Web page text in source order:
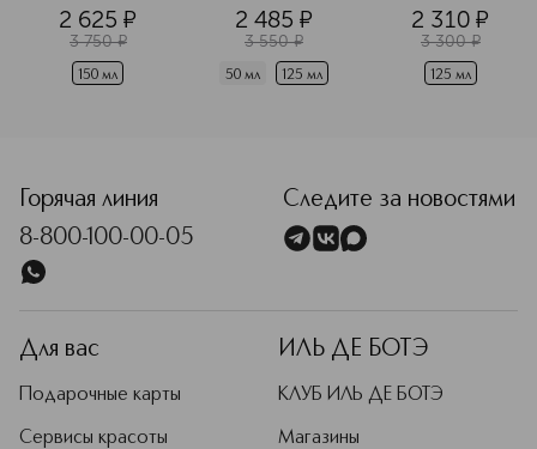
любого типа
кожи
2 625 ¤
3 750 ¤
150 мл
отшелушивающим
эффектом
2 485 ¤
3 550 ¤
50 мл 125 мл
сухой и
чувствительной
кожи
2 310 ¤
3 300 ¤
125 мл
Горячая линия
8-800-100-00-05
Следите за новостями
Для вас
Подарочные карты
Сервисы красоты
ИЛЬ ДЕ БОТЭ
КЛУБ ИЛЬ ДЕ БОТЭ
Магазины